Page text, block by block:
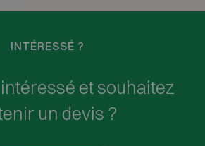
INTÉRESSÉ ?
et souhaitez
un devis ?